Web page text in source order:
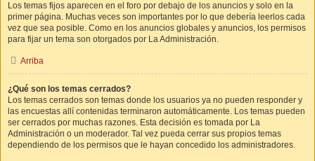
Los temas fijos aparecen en el foro por debajo de los anuncios y solo en la
primer página. Muchas veces son importantes por lo que debería leerlos cada
vez que sea posible. Como en los anuncios globales y anuncios, los permisos
para fijar un tema son otorgados por La Administración.
Arriba
¿Qué son los temas cerrados?
Los temas cerrados son temas donde los usuarios ya no pueden responder y
las encuestas allí contenidas terminaron automáticamente. Los temas pueden
ser cerrados por muchas razones. Esta decisión es tomada por La
Administración o un moderador. Tal vez pueda cerrar sus propios temas
dependiendo de los permisos que le hayan concedido los administradores.